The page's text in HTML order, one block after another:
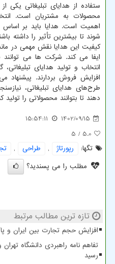
ستفاده از هدایای تبلیغاتی یکی
محصولات به مشتریان است.
اهمیت است. هدایا باید بر
شوند تا بیشترین تأثیر را داشته
کیفیت این هدایا نقش مهمی در
ایفا می کند. شرکت ها می توانند
انتخاب و تولید هدایای
افزایش فروش بردارند. پیشنهاد
طرح‌های هدایای تبلیغاتی،
دهند تا بتوانند محصولاتی را
1402/09/15
15:54:11
5.0
/ 5
تگها:
رپورتاژ , طراحی ,
مطلب را می پسندید؟
تازه ترین مطالب مرتبط
افزایش حجم تجارت بین ایران و پاکستان به
تفاهم نامه راهبردی دانشگاه
رسید